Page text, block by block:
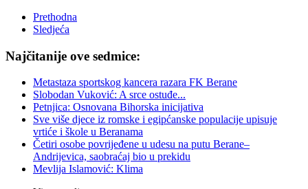
Prethodna
Sledjeća
Najčitanije ove sedmice:
Metastaza sportskog kancera razara FK Berane
Slobodan Vuković: A srce ostuđe...
Petnjica: Osnovana Bihorska inicijativa
Sve više djece iz romske i egipćanske populacije upisuje
vrtiće i škole u Beranama
Četiri osobe povrijeđene u udesu na putu Berane–
Andrijevica, saobraćaj bio u prekidu
Mevlija Islamović: Klima